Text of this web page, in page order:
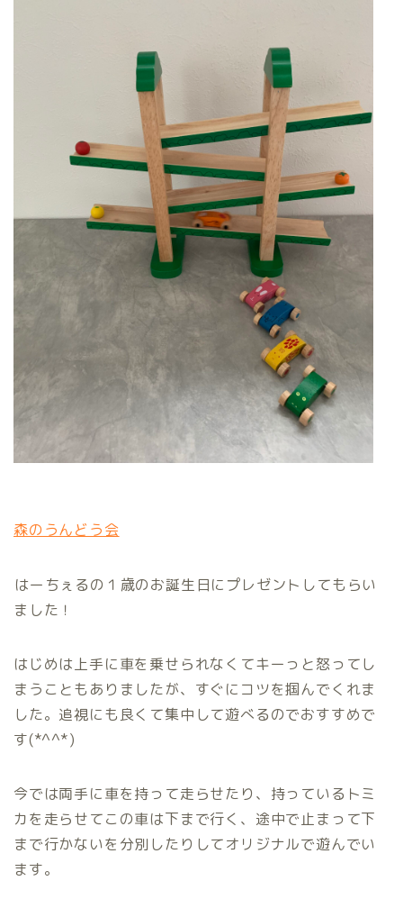
森のうんどう会
はーちぇるの１歳のお誕生日にプレゼントしてもらい
ました！
はじめは上手に車を乗せられなくてキーっと怒ってし
まうこともありましたが、すぐにコツを掴んでくれま
した。追視にも良くて集中して遊べるのでおすすめで
す(*^^*)
今では両手に車を持って走らせたり、持っているトミ
カを走らせてこの車は下まで行く、途中で止まって下
まで行かないを分別したりしてオリジナルで遊んでい
ます。